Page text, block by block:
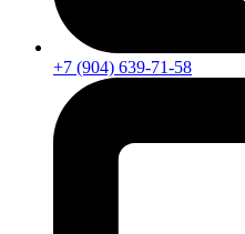
+7 (904) 639-71-58